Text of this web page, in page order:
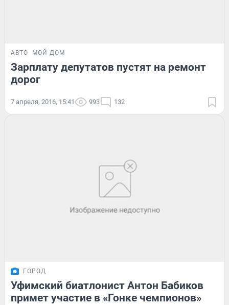
АВТО МОЙ ДОМ
Зарплату депутатов пустят на ремонт
дорог
7 апреля, 2016, 15:41 993 132
ГОРОД
Уфимский биатлонист Антон Бабиков
примет участие в «Гонке чемпионов»